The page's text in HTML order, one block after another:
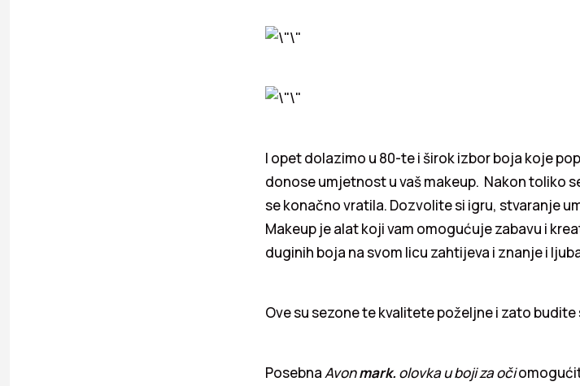
I opet dolazimo u 80-te i širok izbor boja koje
donose umjetnost u vaš makeup. Nakon toliko
se konačno vratila. Dozvolite si igru, stvaranje
Makeup je alat koji vam omogućuje zabavu i
duginih boja na svom licu zahtijeva i znanje i
Ove su sezone te kvalitete poželjne i zato
PosebnaAvonmark. olovka u boji za oči